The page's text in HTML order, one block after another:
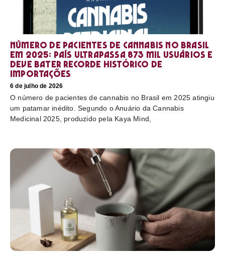
Número de pacientes de cannabis no Brasil
em 2025: país ultrapassa 873 mil usuários e
deve bater recorde histórico de
importações
6 de julho de 2026
O número de pacientes de cannabis no Brasil em 2025 atingiu
um patamar inédito. Segundo o Anuário da Cannabis
Medicinal 2025, produzido pela Kaya Mind,